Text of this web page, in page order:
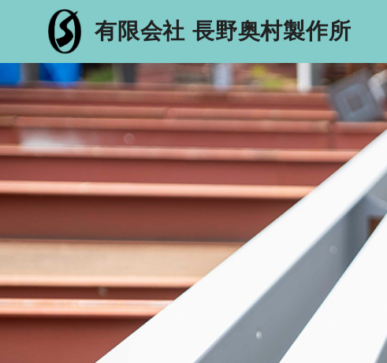
有限会社 長野奥村製作所
COMPANY
信州中野のマジメな鉄
骨会社
MESSAGE
代表メッセージ
RECRUIT
INTERVIEW
社員インタビュー